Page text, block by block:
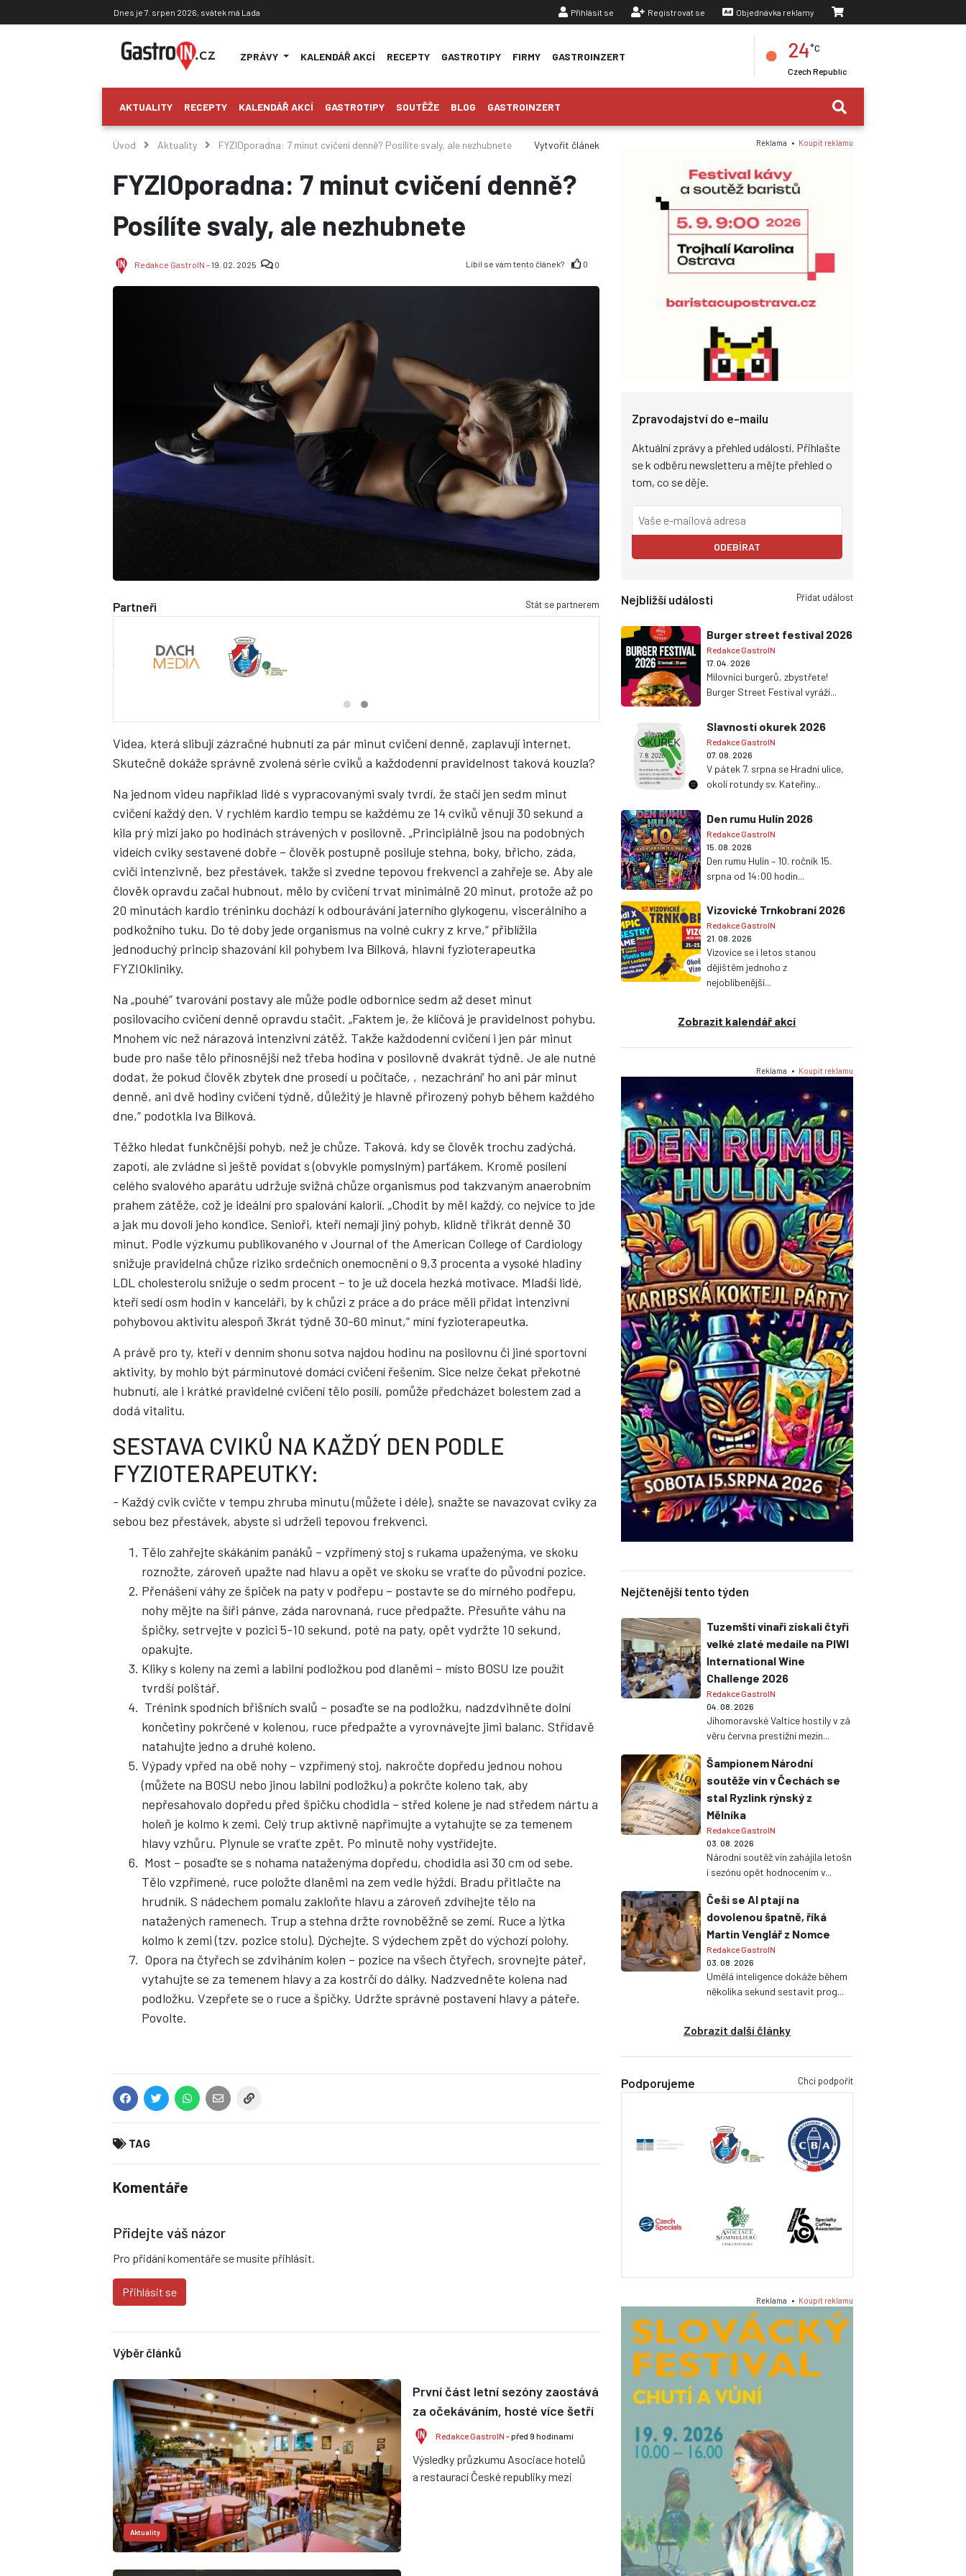
Dnes je 7. srpen 2026, svátek má Lada Přihlásit se Registrovat se Objednávka reklamy
ZPRÁVY KALENDÁŘ AKCÍ RECEPTY GASTROTIPY FIRMY GASTROINZERT 24°C
Czech Republic
AKTUALITY RECEPTY KALENDÁŘ AKCÍ GASTROTIPY SOUTĚŽE BLOG GASTROINZERT
Úvod Aktuality FYZIOporadna: 7 minut cvičení denně? Posílíte svaly, ale nezhubnete Vytvořit článek
FYZIOporadna: 7 minut cvičení denně?
Posílíte svaly, ale nezhubnete
Redakce GastroIN - 19. 02. 2025 0 Líbil se vám tento článek? 0
Partneři Stát se partnerem
Videa, která slibují zázračné hubnutí za pár minut cvičení denně, zaplavují internet.
Skutečně dokáže správně zvolená série cviků a každodenní pravidelnost taková kouzla?
Na jednom videu například lidé s vypracovanými svaly tvrdí, že stačí jen sedm minut
cvičení každý den. V rychlém kardio tempu se každému ze 14 cviků věnují 30 sekund a
kila prý mizí jako po hodinách strávených v posilovně. „Principiálně jsou na podobných
videích cviky sestavené dobře – člověk postupně posiluje stehna, boky, břicho, záda,
cvičí intenzivně, bez přestávek, takže si zvedne tepovou frekvenci a zahřeje se. Aby ale
člověk opravdu začal hubnout, mělo by cvičení trvat minimálně 20 minut, protože až po
20 minutách kardio tréninku dochází k odbourávání jaterního glykogenu, viscerálního a
podkožního tuku. Do té doby jede organismus na volné cukry z krve,“ přiblížila
jednoduchý princip shazování kil pohybem Iva Bílková, hlavní fyzioterapeutka
FYZIOkliniky.
Na „pouhé“ tvarování postavy ale může podle odbornice sedm až deset minut
posilovacího cvičení denně opravdu stačit. „Faktem je, že klíčová je pravidelnost pohybu.
Mnohem víc než nárazová intenzivní zátěž. Takže každodenní cvičení i jen pár minut
bude pro naše tělo přínosnější než třeba hodina v posilovně dvakrát týdně. Je ale nutné
dodat, že pokud člověk zbytek dne prosedí u počítače, ‚nezachrání‘ ho ani pár minut
denně, ani dvě hodiny cvičení týdně, důležitý je hlavně přirozený pohyb během každého
dne,“ podotkla Iva Bílková.
Těžko hledat funkčnější pohyb, než je chůze. Taková, kdy se člověk trochu zadýchá,
zapotí, ale zvládne si ještě povídat s (obvykle pomyslným) parťákem. Kromě posílení
celého svalového aparátu udržuje svižná chůze organismus pod takzvaným anaerobním
prahem zátěže, což je ideální pro spalování kalorií. „Chodit by měl každý, co nejvíce to jde
a jak mu dovolí jeho kondice. Senioři, kteří nemají jiný pohyb, klidně třikrát denně 30
minut. Podle výzkumu publikovaného v Journal of the American College of Cardiology
snižuje pravidelná chůze riziko srdečních onemocnění o 9,3 procenta a vysoké hladiny
LDL cholesterolu snižuje o sedm procent – to je už docela hezká motivace. Mladší lidé,
kteří sedí osm hodin v kanceláři, by k chůzi z práce a do práce měli přidat intenzivní
pohybovou aktivitu alespoň 3krát týdně 30-60 minut,“ míní fyzioterapeutka.
A právě pro ty, kteří v denním shonu sotva najdou hodinu na posilovnu či jiné sportovní
aktivity, by mohlo být párminutové domácí cvičení řešením. Sice nelze čekat překotné
hubnutí, ale i krátké pravidelné cvičení tělo posílí, pomůže předcházet bolestem zad a
dodá vitalitu.
SESTAVA CVIKŮ NA KAŽDÝ DEN PODLE
FYZIOTERAPEUTKY:
- Každý cvik cvičte v tempu zhruba minutu (můžete i déle), snažte se navazovat cviky za
sebou bez přestávek, abyste si udrželi tepovou frekvenci.
Tělo zahřejte skákáním panáků – vzpřímený stoj s rukama upaženýma, ve skoku
roznožte, zároveň upažte nad hlavu a opět ve skoku se vraťte do původní pozice.
Přenášení váhy ze špiček na paty v podřepu – postavte se do mírného podřepu,
nohy mějte na šíři pánve, záda narovnaná, ruce předpažte. Přesuňte váhu na
špičky, setrvejte v pozici 5-10 sekund, poté na paty, opět vydržte 10 sekund,
opakujte.
Kliky s koleny na zemi a labilní podložkou pod dlaněmi – místo BOSU lze použít
tvrdší polštář.
Trénink spodních břišních svalů – posaďte se na podložku, nadzdvihněte dolní
končetiny pokrčené v kolenou, ruce předpažte a vyrovnávejte jimi balanc. Střídavě
natahujte jedno a druhé koleno.
Výpady vpřed na obě nohy – vzpřímený stoj, nakročte dopředu jednou nohou
(můžete na BOSU nebo jinou labilní podložku) a pokrčte koleno tak, aby
nepřesahovalo dopředu před špičku chodidla – střed kolene je nad středem nártu a
holeň je kolmo k zemi. Celý trup aktivně napřimujte a vytahujte se za temenem
hlavy vzhůru. Plynule se vraťte zpět. Po minutě nohy vystřídejte.
Most – posaďte se s nohama nataženýma dopředu, chodidla asi 30 cm od sebe.
Tělo vzpřímené, ruce položte dlaněmi na zem vedle hýždí. Bradu přitlačte na
hrudník. S nádechem pomalu zakloňte hlavu a zároveň zdvíhejte tělo na
natažených ramenech. Trup a stehna držte rovnoběžně se zemí. Ruce a lýtka
kolmo k zemi (tzv. pozice stolu). Dýchejte. S výdechem zpět do výchozí polohy.
Opora na čtyřech se zdviháním kolen – pozice na všech čtyřech, srovnejte páteř,
vytahujte se za temenem hlavy a za kostrčí do dálky. Nadzvedněte kolena nad
podložku. Vzepřete se o ruce a špičky. Udržte správné postavení hlavy a páteře.
Povolte.
TAG
Komentáře
Přidejte váš názor
Pro přidání komentáře se musíte přihlásit.
Přihlásit se
Výběr článků
Aktuality
První část letní sezóny zaostává
za očekáváním, hosté více šetří
Redakce GastroIN - před 9 hodinami
Výsledky průzkumu Asociace hotelů
a restaurací České republiky mezi
Reklama • Koupit reklamu
Zpravodajství do e-mailu
Aktuální zprávy a přehled událostí. Přihlašte
se k odběru newsletteru a mějte přehled o
tom, co se děje.
ODEBÍRAT
Nejbližší události Přidat událost
Burger street festival 2026
Redakce GastroIN
17. 04. 2026
Milovníci burgerů, zbystřete!
Burger Street Festival vyráží...
Slavnosti okurek 2026
Redakce GastroIN
07. 08. 2026
V pátek 7. srpna se Hradní ulice,
okolí rotundy sv. Kateřiny...
Den rumu Hulín 2026
Redakce GastroIN
15. 08. 2026
Den rumu Hulín – 10. ročník 15.
srpna od 14:00 hodin...
Vizovické Trnkobraní 2026
Redakce GastroIN
21. 08. 2026
Vizovice se i letos stanou
dějištěm jednoho z
nejoblíbenější...
Zobrazit kalendář akcí
Reklama • Koupit reklamu
Nejčtenější tento týden
Tuzemští vinaři získali čtyři
velké zlaté medaile na PIWI
International Wine
Challenge 2026
Redakce GastroIN
04. 08. 2026
Jihomoravské Valtice hostily v zá
věru června prestižní mezin...
Šampionem Národní
soutěže vín v Čechách se
stal Ryzlink rýnský z
Mělníka
Redakce GastroIN
03. 08. 2026
Národní soutěž vín zahájila letošn
í sezónu opět hodnocením v...
Češi se AI ptají na
dovolenou špatně, říká
Martin Venglář z Nomce
Redakce GastroIN
03. 08. 2026
Umělá inteligence dokáže během
několika sekund sestavit prog...
Zobrazit další články
Podporujeme Chci podpořit
Reklama • Koupit reklamu